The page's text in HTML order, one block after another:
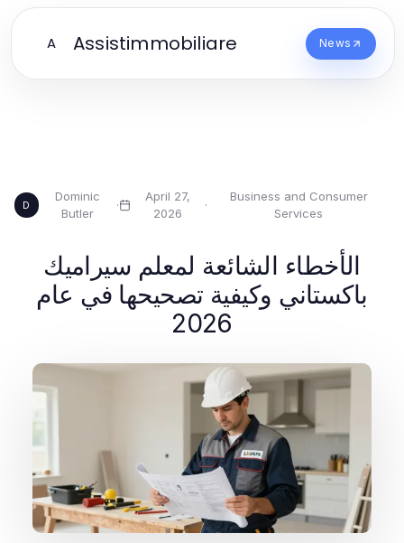
A Assistimmobiliare News
D
Dominic
Butler
·
April 27,
2026
·
Business and Consumer
Services
الأخطاء الشائعة لمعلم سيراميك
باكستاني وكيفية تصحيحها في عام
2026